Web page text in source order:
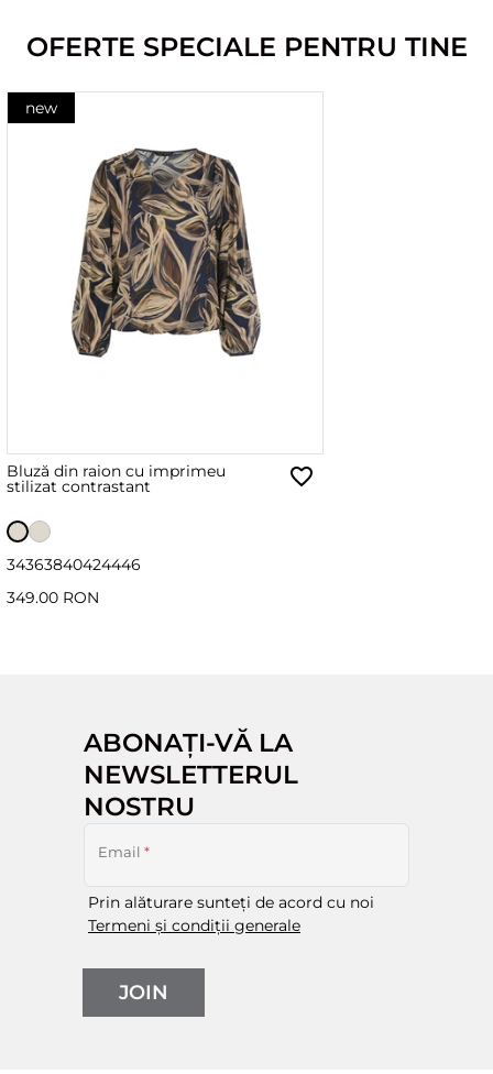
OFERTE SPECIALE PENTRU TINE
new
Bluză din raion cu imprimeu
stilizat contrastant
34363840424446
349.00 RON
ABONAȚI-VĂ LA
NEWSLETTERUL
NOSTRU
Email *
Prin alăturare sunteți de acord cu noi
Termeni și condiții generale
JOIN